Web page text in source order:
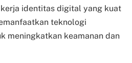
identitas digital yang kuat
teknologi
meningkatkan keamanan dan